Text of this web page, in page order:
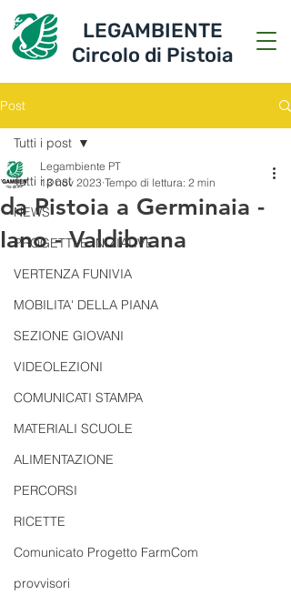
LEGAMBIENTE
Circolo di Pistoia
Post
Tutti i post
NEWS
PROGETTI E INIZIATIVE
VERTENZA FUNIVIA
MOBILITA' DELLA PIANA
SEZIONE GIOVANI
VIDEOLEZIONI
COMUNICATI STAMPA
MATERIALI SCUOLE
ALIMENTAZIONE
PERCORSI
RICETTE
Comunicato Progetto FarmCom
provvisori
Tutti i post
da Pistoia a Germinaia -
Iano - Valdibrana
Legambiente PT
13 nov 2023 Tempo di lettura: 2 min